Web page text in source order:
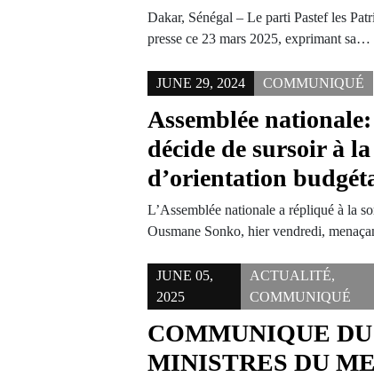
Dakar, Sénégal – Le parti Pastef les
presse ce 23 mars 2025, exprimant sa…
JUNE 29, 2024 COMMUNIQUÉ
Assemblée
décide de sursoir à
d’orientation
L’Assemblée nationale a répliqué à la
Ousmane Sonko, hier vendredi,
JUNE 05,
2025
ACTUALITÉ,
COMMUNIQUÉ
COMMUNIQUE
MINISTRES DU